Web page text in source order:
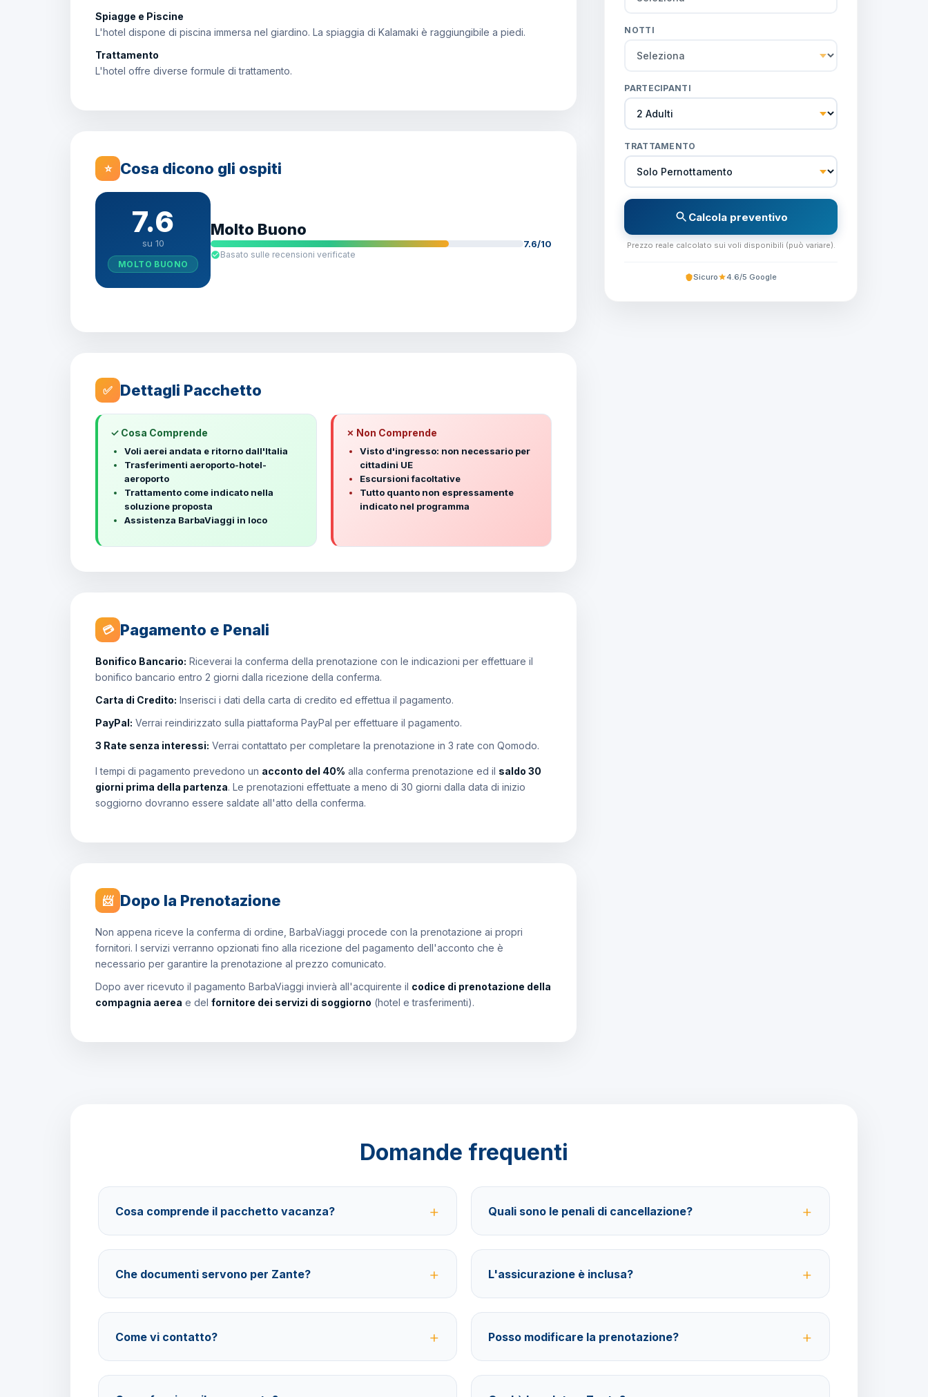
Spiagge e Piscine
L'hotel dispone di piscina immersa nel giardino. La spiaggia di Kalamaki è raggiungibile a piedi.
Trattamento
L'hotel offre diverse formule di trattamento.
⭐ Cosa dicono gli ospiti
7.6
su 10
MOLTO BUONO
Molto Buono
7.6/10
Basato sulle recensioni verificate
✅ Dettagli Pacchetto
✓ Cosa Comprende
Voli aerei andata e ritorno dall'Italia
Trasferimenti aeroporto-hotel-
aeroporto
Trattamento come indicato nella
soluzione proposta
Assistenza BarbaViaggi in loco
✗ Non Comprende
Visto d'ingresso: non necessario per
cittadini UE
Escursioni facoltative
Tutto quanto non espressamente
indicato nel programma
💳 Pagamento e Penali
Bonifico Bancario: Riceverai la conferma della prenotazione con le indicazioni per effettuare il
bonifico bancario entro 2 giorni dalla ricezione della conferma.
Carta di Credito: Inserisci i dati della carta di credito ed effettua il pagamento.
PayPal: Verrai reindirizzato sulla piattaforma PayPal per effettuare il pagamento.
3 Rate senza interessi: Verrai contattato per completare la prenotazione in 3 rate con Qomodo.
I tempi di pagamento prevedono un acconto del 40% alla conferma prenotazione ed il saldo 30
giorni prima della partenza. Le prenotazioni effettuate a meno di 30 giorni dalla data di inizio
soggiorno dovranno essere saldate all'atto della conferma.
📨 Dopo la Prenotazione
Non appena riceve la conferma di ordine, BarbaViaggi procede con la prenotazione ai propri
fornitori. I servizi verranno opzionati fino alla ricezione del pagamento dell'acconto che è
necessario per garantire la prenotazione al prezzo comunicato.
Dopo aver ricevuto il pagamento BarbaViaggi invierà all'acquirente il codice di prenotazione della
compagnia aerea e del fornitore dei servizi di soggiorno (hotel e trasferimenti).
NOTTI
PARTECIPANTI
TRATTAMENTO
Calcola preventivo
Prezzo reale calcolato sui voli disponibili (può variare).
Sicuro 4.6/5 Google
Domande frequenti
Cosa comprende il pacchetto vacanza?
trattamento Solo Pernottamento e assistenza BarbaViaggi.
Quali sono le penali di cancellazione?
assicurazione facoltativa è possibile ottenere il rimborso del 100%.
Che documenti servono per Zante?
scelta.
L'assicurazione è inclusa?
spese mediche e cancellazione viaggio.
Come vi contatto?
tramite il sito barbaviaggi.it.
Posso modificare la prenotazione?
costo di 70 euro a modifica.